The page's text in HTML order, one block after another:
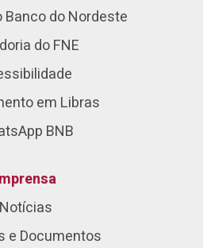
Banco do Nordeste
do FNE
em Libras
BNB
Notícias
e Documentos